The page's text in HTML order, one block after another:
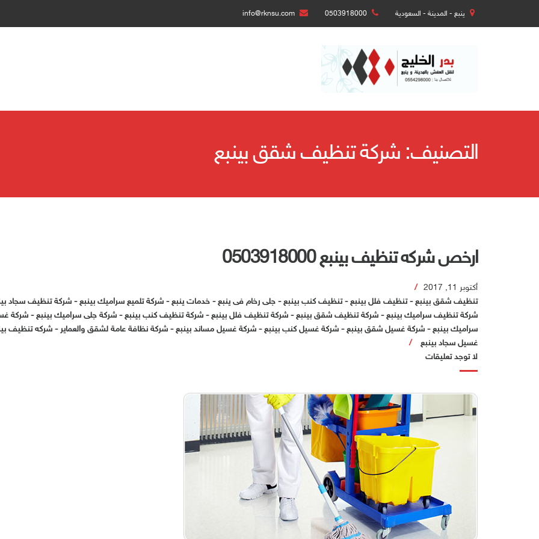
ينبع - المدينة - السعودية 0503918000
info@rknsu.com
التصنيف: شركة تنظيف شقق بينبع
ارخص شركه تنظيف بينبع 0503918000
أكتوبر 11, 2017
تنظيف شقق بينبع-تنظيف فلل بينبع-تنظيف كنب بينبع- جلى رخام فى ينبع- خدمات ينبع- شركة تلميع سراميك بينبع- شركة تنظيف سجاد
شركة تنظيف سراميك بينبع- شركة تنظيف شقق بينبع- شركة تنظيف فلل بينبع- شركة تنظيف كنب بينبع- شركة جلى سراميك بينبع- شركة
سراميك بينبع- شركة غسيل شقق بينبع- شركة غسيل كنب بينبع- شركة غسيل مساند بينبع- شركة نظافة عامة لشقق والعماير - شركه تنظيف
غسيل سجاد بينبع
لا توجد تعليقات